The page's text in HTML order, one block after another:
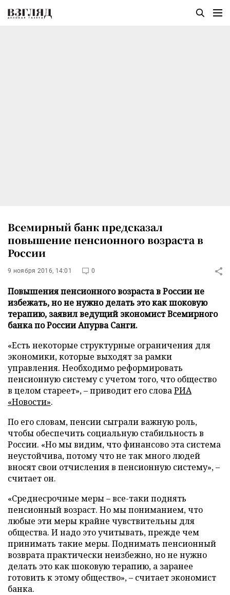
Всемирный банк предсказал
повышение пенсионного возраста в
России
9 ноября 2016, 14:01 0
Повышения пенсионного возраста в России не
избежать, но не нужно делать это как шоковую
терапию, заявил ведущий экономист Всемирного
банка по России Апурва Санги.
«Есть некоторые структурные ограничения для
экономики, которые выходят за рамки
управления. Необходимо реформировать
пенсионную систему с учетом того, что общество
в целом стареет», – приводит его словаРИА
«Новости».
По его словам, пенсии сыграли важную роль,
чтобы обеспечить социальную стабильность в
России. «Но мы видим, что финансово эта система
неустойчива, потому что не так много людей
вносят свои отчисления в пенсионную систему», –
считает он.
«Среднесрочные меры – все-таки поднять
пенсионный возраст. Но мы пониманием, что
любые эти меры крайне чувствительны для
общества. И надо это учитывать, прежде чем
принимать такие меры. Поднимать пенсионный
возврата практически неизбежно, но не нужно
делать это как шоковую терапию, а заранее
готовить к этому общество», – считает экономист
банка.